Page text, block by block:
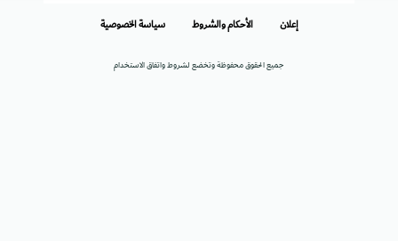
جميع الحقوق محفوظة وتخضع لشروط واتفاق الاستخدام
إعلان الأحكام والشروط سياسة الخصوصية